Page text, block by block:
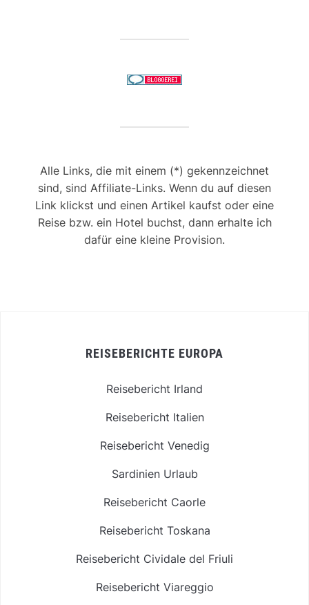
Alle Links, die mit einem (*) gekennzeichnet
sind, sind Affiliate-Links. Wenn du auf diesen
Link klickst und einen Artikel kaufst oder eine
Reise bzw. ein Hotel buchst, dann erhalte ich
dafür eine kleine Provision.
REISEBERICHTE EUROPA
Reisebericht Irland
Reisebericht Italien
Reisebericht Venedig
Sardinien Urlaub
Reisebericht Caorle
Reisebericht Toskana
Reisebericht Cividale del Friuli
Reisebericht Viareggio